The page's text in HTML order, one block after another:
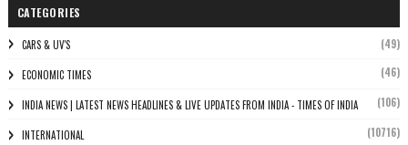
CATEGORIES
CARS & UV'S (49)
ECONOMIC TIMES (46)
INDIA NEWS | LATEST NEWS HEADLINES & LIVE UPDATES FROM INDIA - TIMES OF INDIA (106)
INTERNATIONAL (10716)